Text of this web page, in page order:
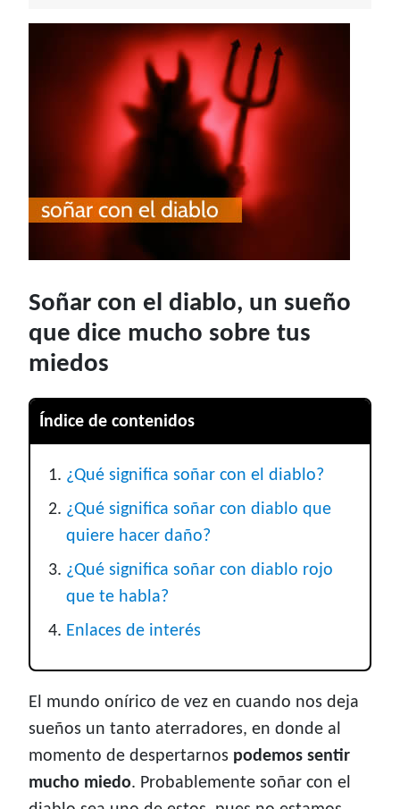
Soñar con el diablo, un sueño
que dice mucho sobre tus
miedos
Índice de contenidos
¿Qué significa soñar con el diablo?
¿Qué significa soñar con diablo que
quiere hacer daño?
¿Qué significa soñar con diablo rojo
que te habla?
Enlaces de interés
El mundo onírico de vez en cuando nos deja
sueños un tanto aterradores, en donde al
momento de despertarnos podemos sentir
mucho miedo. Probablemente soñar con el